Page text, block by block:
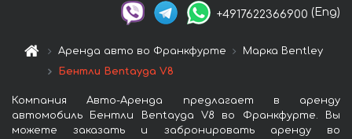
+4917622366900 (Eng)
Аренда авто во Франкфурте
Марка Bentley
Бентли Bentayga V8
Компания Авто-Аренда предлагает в аренду
автомобиль Бентли Bentayga V8 во Франкфурте. Вы
можете заказать и забронировать аренду во